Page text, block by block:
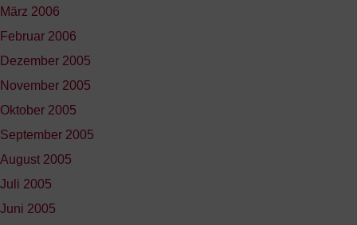
März 2006
Februar 2006
Dezember 2005
November 2005
Oktober 2005
September 2005
August 2005
Juli 2005
Juni 2005